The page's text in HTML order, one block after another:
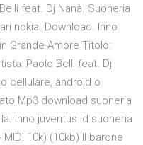
feat. Dj Nanà. Suoneria
nokia. Download. Inno
Grande Amore Titolo:
Paolo Belli feat. Dj
cellulare, android o
Mp3 download suoneria
Inno juventus id suoneria
10k) (10kb) Il barone